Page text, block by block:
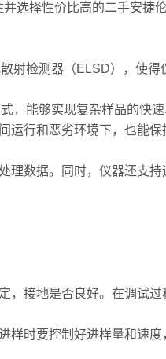
选择性价比高的二手安捷伦
射检测器（ELSD），使得
能够实现复杂样品的快速
行和恶劣环境下，也能保
数据。同时，仪器还支持
接地是否良好。在调试过
时要控制好进样量和速度